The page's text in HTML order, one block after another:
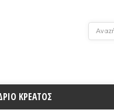
ΚΡΕΑΤΟΣ